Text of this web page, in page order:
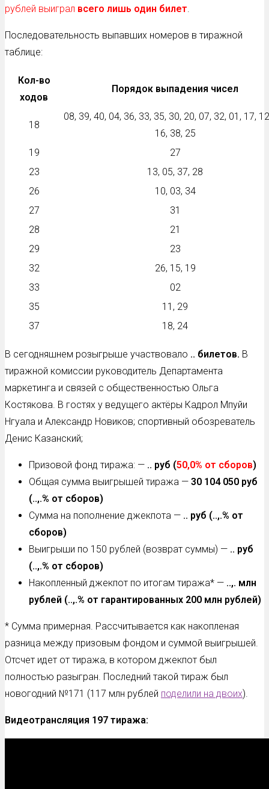
рублей выиграл всего лишь один билет.
Последовательность выпавших номеров в тиражной
таблице:
Кол-во
ходов
Порядок выпадения чисел
18
08, 39, 40, 04, 36, 33, 35, 30, 20, 07, 32, 01, 17,
16, 38, 25
19
27
23
13, 05, 37, 28
26
10, 03, 34
27
31
28
21
29
23
32
26, 15, 19
33
02
35
11, 29
37
18, 24
В сегодняшнем розыгрыше участвовало .. билетов. В
тиражной комиссии руководитель Департамента
маркетинга и связей с общественностью Ольга
Костякова. В гостях у ведущего актёры Кадрол Мпуйи
Нгуала и Александр Новиков; спортивный обозреватель
Денис Казанский;
Призовой фонд тиража: — .. руб (50,0% от сборов)
Общая сумма выигрышей тиража — 30 104 050 руб
(..,.% от сборов)
Сумма на пополнение джекпота — .. руб (..,.% от
сборов)
Выигрыши по 150 рублей (возврат суммы) — .. руб
(..,.% от сборов)
Накопленный джекпот по итогам тиража* — ..,. млн
рублей (..,.% от гарантированных 200 млн рублей)
* Сумма примерная. Рассчитывается как накопленая
разница между призовым фондом и суммой выигрышей.
Отсчет идет от тиража, в котором джекпот был
полностью разыгран. Последний такой тираж был
новогодний №171 (117 млн рублей поделили на двоих).
Видеотрансляция 197 тиража: